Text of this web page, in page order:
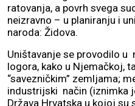
ratovanja, a povrh svega
neizravno – u planiranju i
naroda: Židova.
Uništavanje se provodilo u
logora, kako u Njemačkoj,
“savezničkim” zemljama;
industrijski način (iznimka
Država Hrvatska u kojoj su